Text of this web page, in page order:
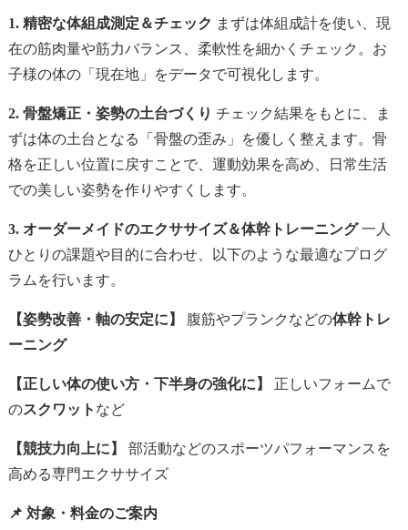
1. 精密な体組成測定＆チェック まずは体組成計を使い、現
在の筋肉量や筋力バランス、柔軟性を細かくチェック。お
子様の体の「現在地」をデータで可視化します。
2. 骨盤矯正・姿勢の土台づくり チェック結果をもとに、ま
ずは体の土台となる「骨盤の歪み」を優しく整えます。骨
格を正しい位置に戻すことで、運動効果を高め、日常生活
での美しい姿勢を作りやすくします。
3. オーダーメイドのエクササイズ＆体幹トレーニング一人
ひとりの課題や目的に合わせ、以下のような最適なプログ
ラムを行います。
【姿勢改善・軸の安定に】 腹筋やプランクなどの体幹トレ
ーニング
【正しい体の使い方・下半身の強化に】
正しいフォームで
のスクワット など
【競技力向上に】
部活動などのスポーツパフォーマンスを
高める専門エクササイズ
📌 対象・料金のご案内